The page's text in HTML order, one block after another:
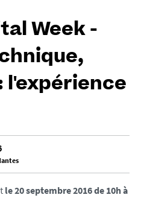
Week -
l'expérience
le 20 septembre 2016 de 10h à